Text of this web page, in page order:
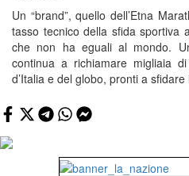
Un “brand”, quello dell’Etna
tasso tecnico della sfida sportiva
che non ha eguali al mondo.
continua a richiamare migliaia
d’Italia e del globo, pronti a sfidare